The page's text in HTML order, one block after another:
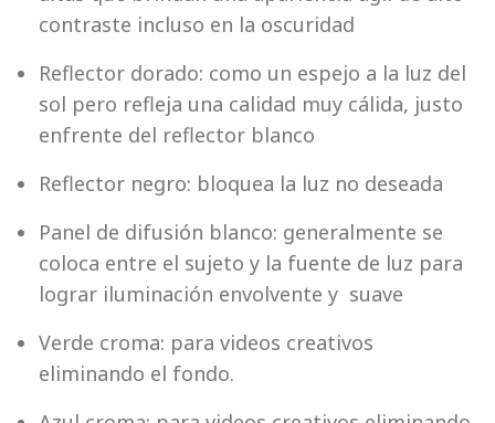
contraste incluso en la oscuridad
Reflector dorado: como un espejo a la luz del
sol pero refleja una calidad muy cálida, justo
enfrente del reflector blanco
Reflector negro: bloquea la luz no deseada
Panel de difusión blanco: generalmente se
coloca entre el sujeto y la fuente de luz para
lograr iluminación envolvente y suave
Verde croma: para videos creativos
eliminando el fondo.